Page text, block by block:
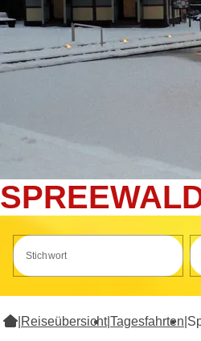
Stichwort
Reiseübersicht|Tagesfahrten